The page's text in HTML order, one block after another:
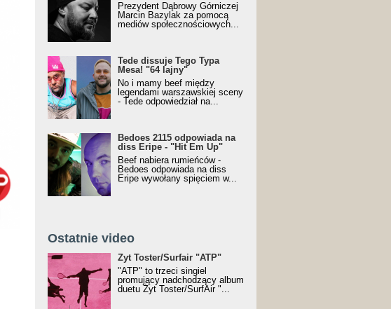
Prezydent Dąbrowy Górniczej
Marcin Bazylak za pomocą
mediów społecznościowych...
Tede dissuje Tego Typa
Mesa! "64 lajny"
No i mamy beef między
legendami warszawskiej sceny
- Tede odpowiedział na...
Bedoes 2115 odpowiada na
diss Eripe - "Hit Em Up"
Beef nabiera rumieńców -
Bedoes odpowiada na diss
Eripe wywołany spięciem w...
Ostatnie video
Żyt Toster/SurfAir - ATP VIDEO
Żyt Toster/Surfair "ATP"
"ATP" to trzeci singiel
promujący nadchodzący album
duetu Żyt Toster/SurfAir "...